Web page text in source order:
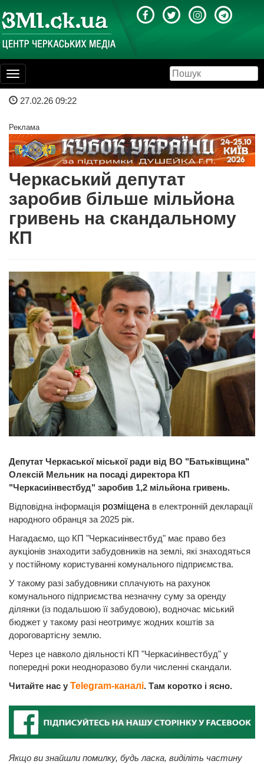
Toggle
navigation
27.02.26 09:22
Реклама
Черкаський депутат
заробив більше мільйона
гривень на скандальному
КП
Депутат Черкаської міської ради від ВО "Батьківщина"
Олексій Мельник на посаді директора КП
"Черкасиінвестбуд" заробив 1,2 мільйона гривень.
Відповідна інформація розміщена в електронній декларації
народного обранця за 2025 рік.
Нагадаємо, що КП "Черкасиінвестбуд" має право без
аукціонів знаходити забудовників на землі, які знаходяться
у постійному користуванні комунального підприємства.
У такому разі забудовники сплачують на рахунок
комунального підприємства незначну суму за оренду
ділянки (із подальшою її забудовою), водночас міський
бюджет у такому разі неотримує жодних коштів за
дороговартісну землю.
Через це навколо діяльності КП "Черкасиінвестбуд" у
попередні роки неодноразово були численні скандали.
Читайте нас у Telegram-каналі. Там коротко і ясно.
Якщо ви знайшли помилку, будь ласка, виділіть частину